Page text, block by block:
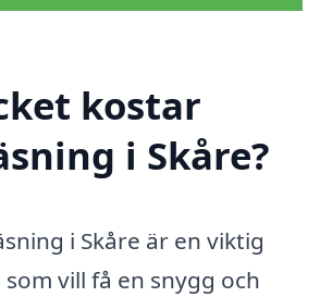
kostar
i Skåre?
i Skåre är en viktig
vill få en snygg och